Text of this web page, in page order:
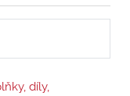
díly,